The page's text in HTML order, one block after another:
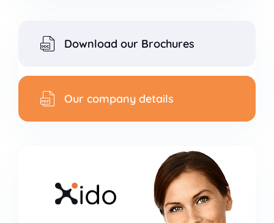
Download our Brochures
Our company details